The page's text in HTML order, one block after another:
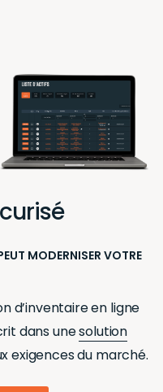
MODERNISER VOTRE
d’inventaire en ligne
dans unesolution
exigences du marché.